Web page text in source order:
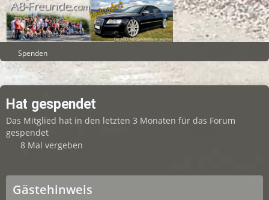
Spenden
Hat gespendet
Das Mitglied hat in den letzten 3 Monaten für das Forum
gespendet
8 Mal vergeben
Gästehinweis